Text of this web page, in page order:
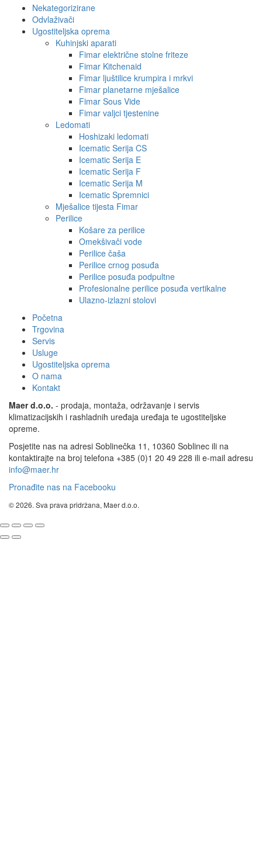
Nekategorizirane
Odvlaživači
Ugostiteljska oprema
Kuhinjski aparati
Fimar električne stolne friteze
Fimar Kitchenaid
Fimar ljuštilice krumpira i mrkvi
Fimar planetarne mješalice
Fimar Sous Vide
Fimar valjci tjestenine
Ledomati
Hoshizaki ledomati
Icematic Serija CS
Icematic Serija E
Icematic Serija F
Icematic Serija M
Icematic Spremnici
Mješalice tijesta Fimar
Perilice
Košare za perilice
Omekšivači vode
Perilice čaša
Perilice crnog posuđa
Perilice posuđa podpultne
Profesionalne perilice posuđa vertikalne
Ulazno-izlazni stolovi
Početna
Trgovina
Servis
Usluge
Ugostiteljska oprema
O nama
Kontakt
Maer d.o.o. - prodaja, montaža, održavanje i servis
klimatizacijskih i rashladnih uređaja uređaja te ugostiteljske
opreme.
Posjetite nas na adresi Soblinečka 11, 10360 Soblinec ili na
kontaktirajte na broj telefona +385 (0)1 20 49 228 ili e-mail adresu
info@maer.hr
Pronađite nas na Facebooku
© 2026. Sva prava pridržana, Maer d.o.o.